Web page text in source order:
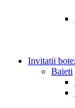
Invitatii
Baieti